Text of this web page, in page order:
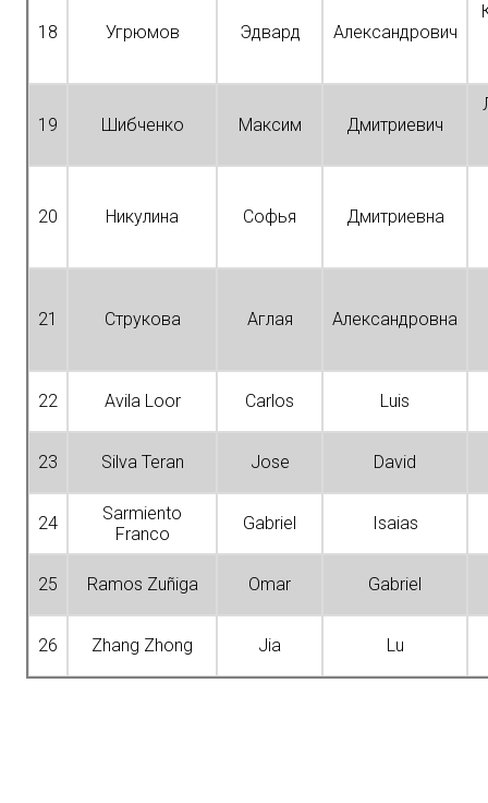
18 Угрюмов Эдвард Александрович
19 Шибченко Максим Дмитриевич
20 Никулина Софья Дмитриевна
21 Струкова Аглая Александровна
22 Avila Loor Carlos Luis
23 Silva Teran Jose David
24
Sarmiento
Franco
Gabriel Isaias
25 Ramos Zuñiga Omar Gabriel
26 Zhang Zhong Jia Lu